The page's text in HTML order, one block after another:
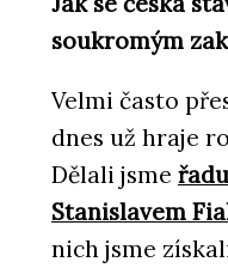
O FIRMĚ
soukromým
Velmi často
dnes už hraje
Dělali jsme
Stanislavem
nich jsme